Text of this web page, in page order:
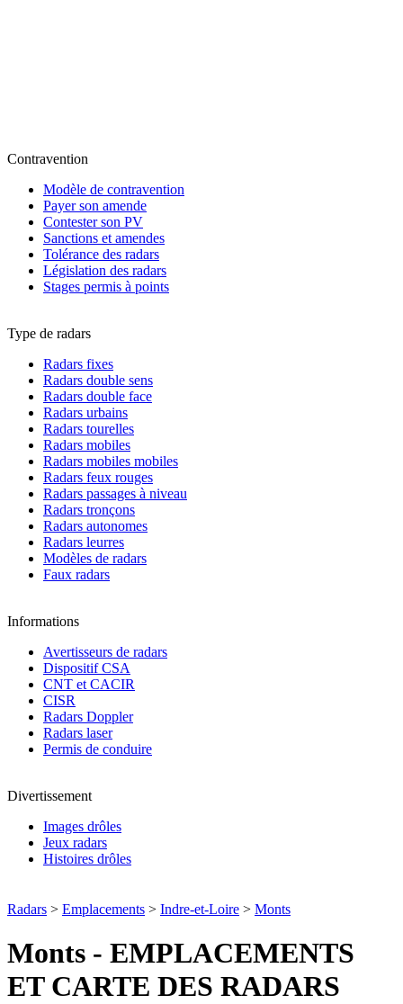
Contravention
Modèle de contravention
Payer son amende
Contester son PV
Sanctions et amendes
Tolérance des radars
Législation des radars
Stages permis à points
Type de radars
Radars fixes
Radars double sens
Radars double face
Radars urbains
Radars tourelles
Radars mobiles
Radars mobiles mobiles
Radars feux rouges
Radars passages à niveau
Radars tronçons
Radars autonomes
Radars leurres
Modèles de radars
Faux radars
Informations
Avertisseurs de radars
Dispositif CSA
CNT et CACIR
CISR
Radars Doppler
Radars laser
Permis de conduire
Divertissement
Images drôles
Jeux radars
Histoires drôles
Radars > Emplacements > Indre-et-Loire > Monts
Monts - EMPLACEMENTS
ET CARTE DES RADARS